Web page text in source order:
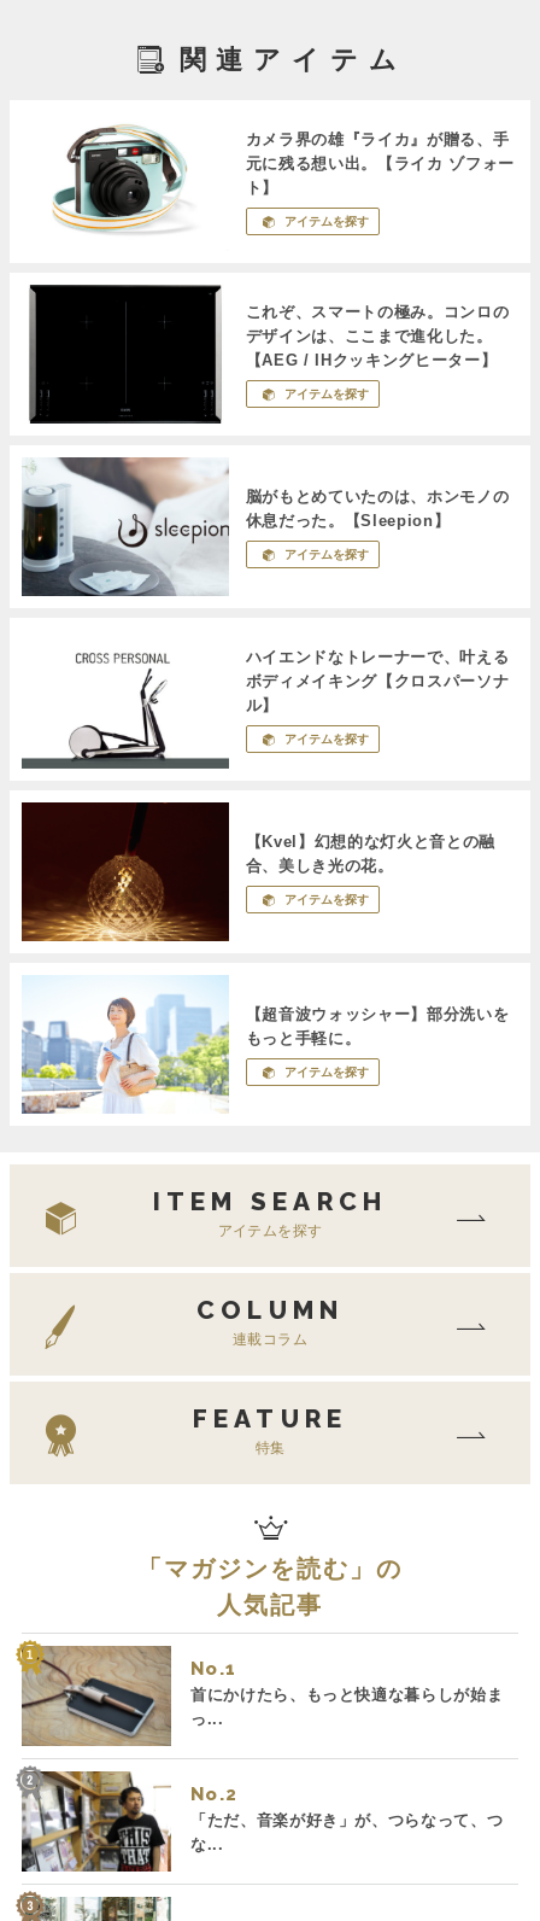
関連アイテム
カメラ界の雄『ライカ』が贈る、手
元に残る想い出。【ライカ ゾフォー
ト】
アイテムを探す
これぞ、スマートの極み。コンロの
デザインは、ここまで進化した。
【AEG / IHクッキングヒーター】
アイテムを探す
脳がもとめていたのは、ホンモノの
休息だった。【Sleepion】
アイテムを探す
ハイエンドなトレーナーで、叶える
ボディメイキング【クロスパーソナ
ル】
アイテムを探す
【Kvel】幻想的な灯火と音との融
合、美しき光の花。
アイテムを探す
【超音波ウォッシャー】部分洗いを
もっと手軽に。
アイテムを探す
ITEM SEARCH
アイテムを探す
COLUMN
連載コラム
FEATURE
特集
「 マガジンを読む 」の
人気記事
No.
首にかけたら、もっと快適な暮らしが始ま
っ...
No.
「ただ、音楽が好き」が、つらなって、つ
な...